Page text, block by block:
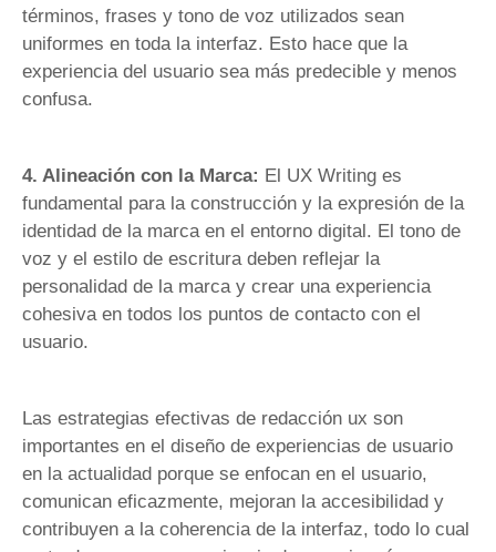
términos, frases y tono de voz utilizados sean
uniformes en toda la interfaz. Esto hace que la
experiencia del usuario sea más predecible y menos
confusa.
4. Alineación con la Marca: El UX Writing es
fundamental para la construcción y la expresión de la
identidad de la marca en el entorno digital. El tono de
voz y el estilo de escritura deben reflejar la
personalidad de la marca y crear una experiencia
cohesiva en todos los puntos de contacto con el
usuario.
Las estrategias efectivas de redacción ux son
importantes en el diseño de experiencias de usuario
en la actualidad porque se enfocan en el usuario,
comunican eficazmente, mejoran la accesibilidad y
contribuyen a la coherencia de la interfaz, todo lo cual